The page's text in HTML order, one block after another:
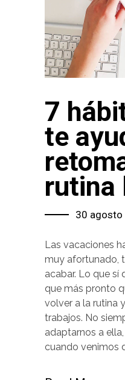
7
te
rutina
30 agosto
Las vacaciones
muy afortunado,
acabar. Lo que sí
que más pronto
volver a la rutina
trabajos. No
adaptarnos a
cuando venimos